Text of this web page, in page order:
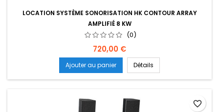
LOCATION SYSTÈME SONORISATION HK CONTOUR ARRAY
AMPLIFIÉ 8 KW
(0)
Prix
720,00 €
Ajouter au panier Détails
favorite_border